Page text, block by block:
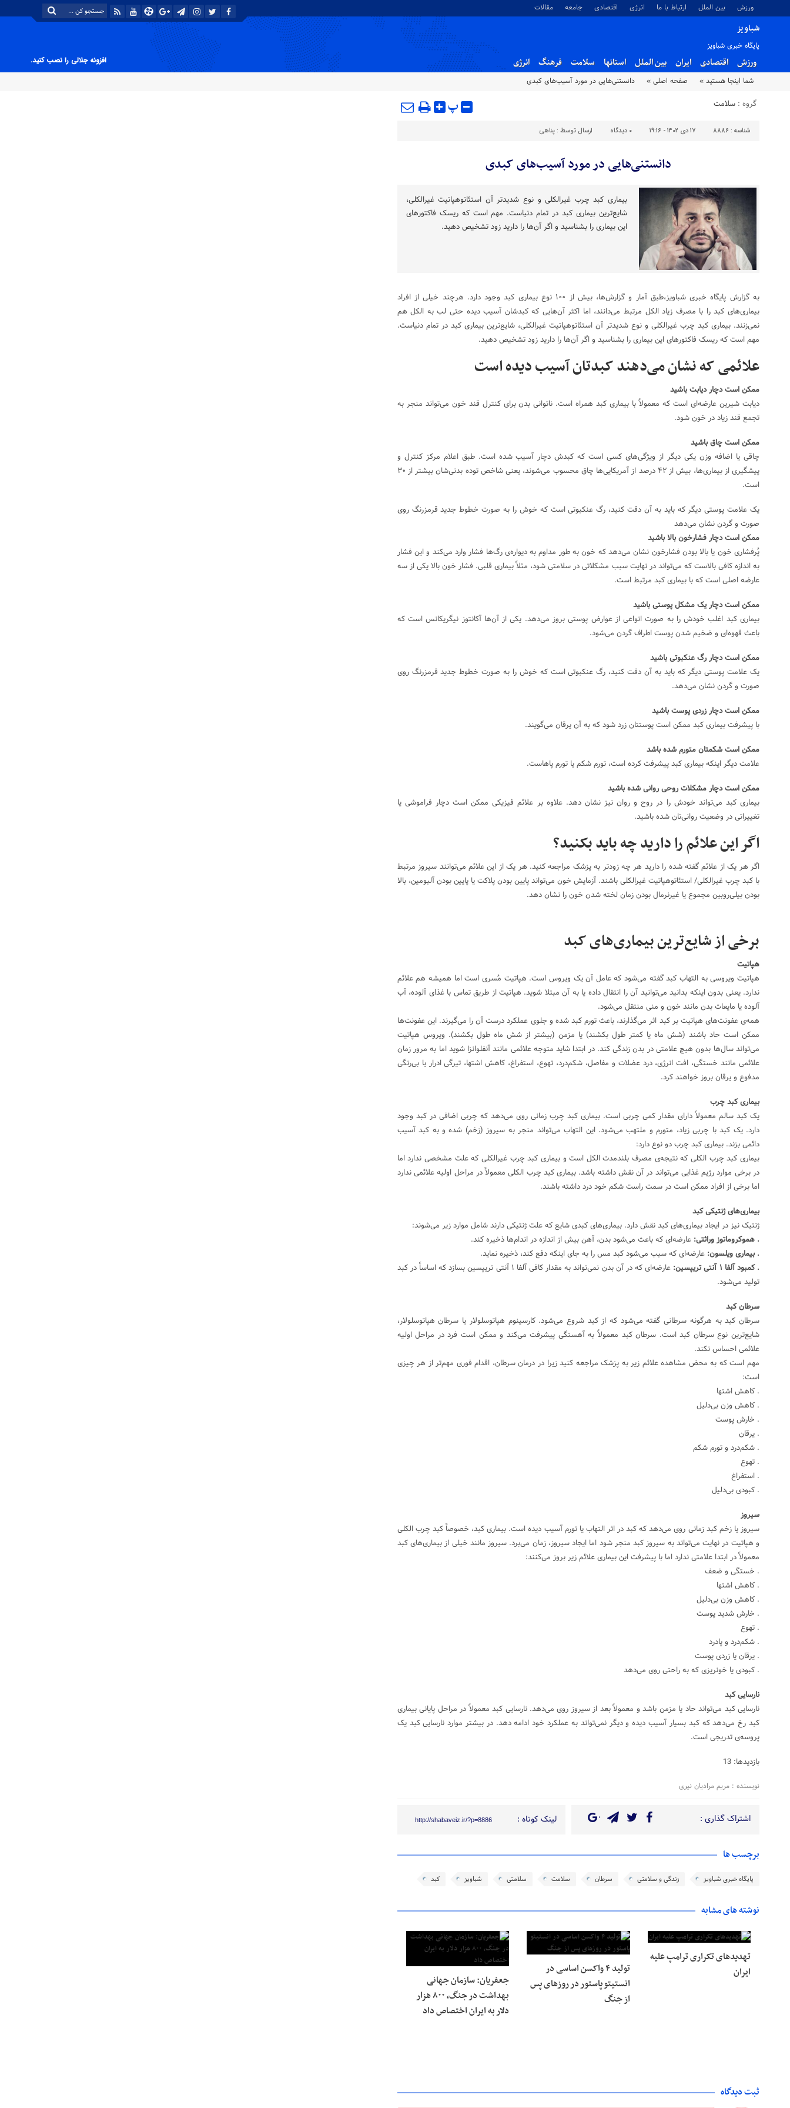
ورزش بین الملل ارتباط با ما انرژی اقتصادی جامعه مقالات
شباویز
پایگاه خبری شباویز
ورزش اقتصادی ایران بین الملل استانها سلامت فرهنگ انرژی افزونه جلالی را نصب کنید.
شما اینجا هستید » صفحه اصلی » دانستنی‌هایی در مورد آسیب‌های کبدی
گروه : سلامت پ
شناسه : 8886 ۱۷ دی ۱۴۰۲ - ۱۹:۱۶ ۰ دیدگاه ارسال توسط : پناهی
دانستنی‌هایی در مورد آسیب‌های کبدی
بیماری کبد چرب غیرالکلی و نوع شدیدتر آن استئاتوهپاتیت غیرالکلی،
شایع‌ترین بیماری کبد در تمام دنیاست. مهم است که ریسک فاکتورهای
این بیماری را بشناسید و اگر آن‌ها را دارید زود تشخیص دهید.
به گزارش پایگاه خبری شباویز،طبق آمار و گزارش‌ها، بیش از ۱۰۰ نوع بیماری کبد وجود دارد. هرچند خیلی از افراد
بیماری‌های کبد را با مصرف زیاد الکل مرتبط می‌دانند، اما اکثر آن‌هایی که کبدشان آسیب دیده حتی لب به الکل هم
نمی‌زنند. بیماری کبد چرب غیرالکلی و نوع شدیدتر آن استئاتوهپاتیت غیرالکلی، شایع‌ترین بیماری کبد در تمام دنیاست.
مهم است که ریسک فاکتورهای این بیماری را بشناسید و اگر آن‌ها را دارید زود تشخیص دهید.
علائمی که نشان می‌دهند کبدتان آسیب دیده است
ممکن است دچار دیابت باشید
دیابت شیرین عارضه‌ای است که معمولاً با بیماری کبد همراه است. ناتوانی بدن برای کنترل قند خون می‌تواند منجر به
تجمع قند زیاد در خون شود.
ممکن است چاق باشید
چاقی یا اضافه وزن یکی دیگر از ویژگی‌های کسی است که کبدش دچار آسیب شده است. طبق اعلام مرکز کنترل و
پیشگیری از بیماری‌ها، بیش از ۴۲ درصد از آمریکایی‌ها چاق محسوب می‌شوند، یعنی شاخص توده بدنی‌شان بیشتر از ۳۰
است.
یک علامت پوستی دیگر که باید به آن دقت کنید، رگ عنکبوتی است که خوش را به صورت خطوط جدید قرمزرنگ روی
صورت و گردن نشان می‌دهد
ممکن است دچار فشارخون بالا باشید
پُرفشاری خون یا بالا بودن فشارخون نشان می‌دهد که خون به طور مداوم به دیواره‌ی رگ‌ها فشار وارد می‌کند و این فشار
به اندازه کافی بالاست که می‌تواند در نهایت سبب مشکلاتی در سلامتی شود، مثلاً بیماری قلبی. فشار خون بالا یکی از سه
عارضه اصلی است که با بیماری کبد مرتبط است.
ممکن است دچار یک مشکل پوستی باشید
بیماری کبد اغلب خودش را به صورت انواعی از عوارض پوستی بروز می‌دهد. یکی از آن‌ها آکانتوز نیگریکانس است که
باعث قهوه‌ای و ضخیم شدن پوست اطراف گردن می‌شود.
ممکن است دچار رگ عنکبوتی باشید
یک علامت پوستی دیگر که باید به آن دقت کنید، رگ عنکبوتی است که خوش را به صورت خطوط جدید قرمزرنگ روی
صورت و گردن نشان می‌دهد.
ممکن است دچار زردی پوست باشید
با پیشرفت بیماری کبد ممکن است پوستتان زرد شود که به آن یرقان می‌گویند.
ممکن است شکمتان متورم شده باشد
علامت دیگر اینکه بیماری کبد پیشرفت کرده است، تورم شکم یا تورم پاهاست.
ممکن است دچار مشکلات روحی روانی شده باشید
بیماری کبد می‌تواند خودش را در روح و روان نیز نشان دهد. علاوه بر علائم فیزیکی ممکن است دچار فراموشی یا
تغییراتی در وضعیت روانی‌تان شده باشید.
اگر این علائم را دارید چه باید بکنید؟
اگر هر یک از علائم گفته شده را دارید هر چه زودتر به پزشک مراجعه کنید. هر یک از این علائم می‌توانند سیروز مرتبط
با کبد چرب غیرالکلی/ استئاتوهپاتیت غیرالکلی باشند. آزمایش خون می‌تواند پایین بودن پلاکت یا پایین بودن آلبومین، بالا
بودن بیلی‌روبین مجموع یا غیرنرمال بودن زمان لخته شدن خون را نشان دهد.
برخی از شایع‌ترین بیماری‌های کبد
هپاتیت
هپاتیت ویروسی به التهاب کبد گفته می‌شود که عامل آن یک ویروس است. هپاتیت مُسری است اما همیشه هم علائم
ندارد. یعنی بدون اینکه بدانید می‌توانید آن را انتقال داده یا به آن مبتلا شوید. هپاتیت از طریق تماس با غذای آلوده، آب
آلوده یا مایعات بدن مانند خون و منی منتقل می‌شود.
همه‌ی عفونت‌های هپاتیت بر کبد اثر می‌گذارند، باعث تورم کبد شده و جلوی عملکرد درست آن را می‌گیرند. این عفونت‌ها
ممکن است حاد باشند (شش ماه یا کمتر طول بکشند) یا مزمن (بیشتر از شش ماه طول بکشند). ویروس هپاتیت
می‌تواند سال‌ها بدون هیچ علامتی در بدن زندگی کند. در ابتدا شاید متوجه علائمی مانند آنفلوانزا شوید اما به مرور زمان
علائمی مانند خستگی، افت انرژی، درد عضلات و مفاصل، شکم‌درد، تهوع، استفراغ، کاهش اشتها، تیرگی ادرار یا بی‌رنگی
مدفوع و یرقان بروز خواهند کرد.
بیماری کبد چرب
یک کبد سالم معمولاً دارای مقدار کمی چربی است. بیماری کبد چرب زمانی روی می‌دهد که چربی اضافی در کبد وجود
دارد. یک کبد با چربی زیاد، متورم و ملتهب می‌شود. این التهاب می‌تواند منجر به سیروز (زخم) شده و به کبد آسیب
دائمی بزند. بیماری کبد چرب دو نوع دارد:
بیماری کبد چرب الکلی که نتیجه‌ی مصرف بلندمدت الکل است و بیماری کبد چرب غیرالکلی که علت مشخصی ندارد اما
در برخی موارد رژیم غذایی می‌تواند در آن نقش داشته باشد. بیماری کبد چرب الکلی معمولاً در مراحل اولیه علائمی ندارد
اما برخی از افراد ممکن است در سمت راست شکم خود درد داشته باشند.
بیماری‌های ژنتیکی کبد
ژنتیک نیز در ایجاد بیماری‌های کبد نقش دارد. بیماری‌های کبدی شایع که علت ژنتیکی دارند شامل موارد زیر می‌شوند:
. هموکروماتوز وراثتی: عارضه‌ای که باعث می‌شود بدن، آهن بیش از اندازه در اندام‌ها ذخیره کند.
. بیماری ویلسون: عارضه‌ای که سبب می‌شود کبد مس را به جای اینکه دفع کند، ذخیره نماید.
. کمبود آلفا ۱ آنتی تریپسین:
عارضه‌ای که در آن بدن نمی‌تواند به مقدار کافی آلفا ۱ آنتی تریپسین بسازد که اساساً در کبد
تولید می‌شود.
سرطان کبد
سرطان کبد به هرگونه سرطانی گفته می‌شود که از کبد شروع می‌شود. کارسینوم هپاتوسلولار یا سرطان هپاتوسلولار،
شایع‌ترین نوع سرطان کبد است. سرطان کبد معمولاً به آهستگی پیشرفت می‌کند و ممکن است فرد در مراحل اولیه
علائمی احساس نکند.
مهم است که به محض مشاهده علائم زیر به پزشک مراجعه کنید زیرا در درمان سرطان، اقدام فوری مهم‌تر از هر چیزی
است:
. کاهش اشتها
. کاهش وزن بی‌دلیل
. خارش پوست
. یرقان
. شکم‌درد و تورم شکم
. تهوع
. استفراغ
. کبودی بی‌دلیل
سیروز
سیروز یا زخم کبد زمانی روی می‌دهد که کبد در اثر التهاب یا تورم آسیب دیده است. بیماری کبد، خصوصاً کبد چرب الکلی
و هپاتیت در نهایت می‌تواند به سیروز کبد منجر شود اما ایجاد سیروز، زمان می‌برد. سیروز مانند خیلی از بیماری‌های کبد
معمولاً در ابتدا علامتی ندارد اما با پیشرفت این بیماری علائم زیر بروز می‌کنند:
. خستگی و ضعف
. کاهش اشتها
. کاهش وزن بی‌دلیل
. خارش شدید پوست
. تهوع
. شکم‌درد و پادرد
. یرقان یا زردی پوست
. کبودی یا خونریزی که به راحتی روی می‌دهد
نارسایی کبد
نارسایی کبد می‌تواند حاد یا مزمن باشد و معمولاً بعد از سیروز روی می‌دهد. نارسایی کبد معمولاً در مراحل پایانی بیماری
کبد رخ می‌دهد که کبد بسیار آسیب دیده و دیگر نمی‌تواند به عملکرد خود ادامه دهد. در بیشتر موارد نارسایی کبد یک
پروسه‌ی تدریجی است.
بازدیدها: 13
نویسنده : مریم مرادیان نیری
اشتراک گذاری : لینک کوتاه : http://shabaveiz.ir/?p=8886
برچسب ها
پایگاه خبری شباویز زندگی و سلامتی سرطان سلامت سلامتی شباویز کبد
نوشته های مشابه
تهدیدهای تکراری ترامپ علیه
ایران
تولید ۴ واکسن اساسی در
انستیتو پاستور در روزهای پس
از جنگ
جعفریان: سازمان جهانی
بهداشت در جنگ، ۸۰۰ هزار
دلار به ایران اختصاص داد
ثبت دیدگاه